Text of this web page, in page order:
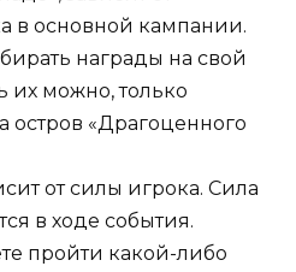
в основной кампании.
награды на свой
их можно, только
остров «Драгоценного
от силы игрока. Сила
в ходе события.
пройти какой-либо